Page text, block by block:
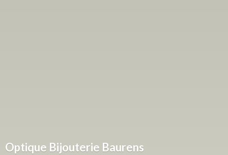
Optique Bijouterie Baurens